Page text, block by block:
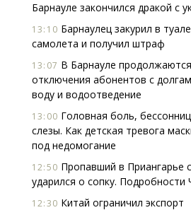
Барнауле закончился дракой с
13:10 Барнаулец закурил в
самолета и получил штраф
13:07 В Барнауле продолжаются
отключения абонентов с
воду и водоотведение
13:00 Головная боль,
слезы. Как детская тревога
под недомогание
12:50 Пропавший в Приангарье
ударился о сопку. Подробности
12:30 Китай ограничил экспорт